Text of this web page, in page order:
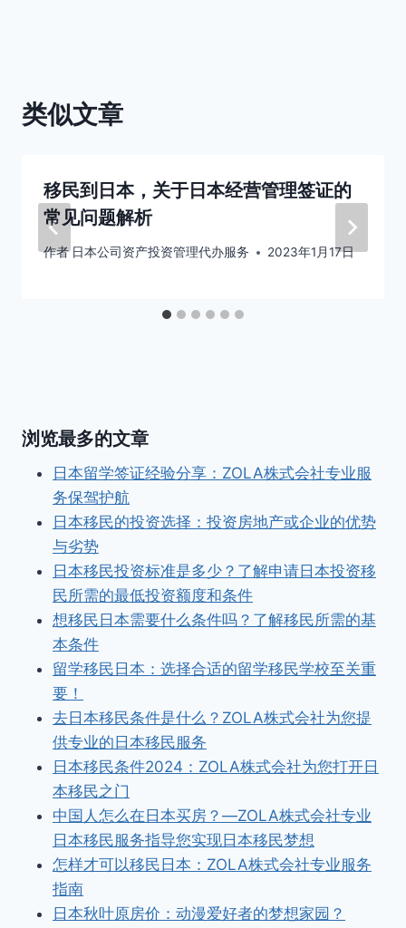
类似文章
移民到日本，关于日本经营管理签证的
常见问题解析
作者 日本公司资产投资管理代办服务 2023年1月17日
浏览最多的文章
日本留学签证经验分享：ZOLA株式会社专业服
务保驾护航
日本移民的投资选择：投资房地产或企业的优势
与劣势
日本移民投资标准是多少？了解申请日本投资移
民所需的最低投资额度和条件
想移民日本需要什么条件吗？了解移民所需的基
本条件
留学移民日本：选择合适的留学移民学校至关重
要！
去日本移民条件是什么？ZOLA株式会社为您提
供专业的日本移民服务
日本移民条件2024：ZOLA株式会社为您打开日
本移民之门
中国人怎么在日本买房？—ZOLA株式会社专业
日本移民服务指导您实现日本移民梦想
怎样才可以移民日本：ZOLA株式会社专业服务
指南
日本秋叶原房价：动漫爱好者的梦想家园？